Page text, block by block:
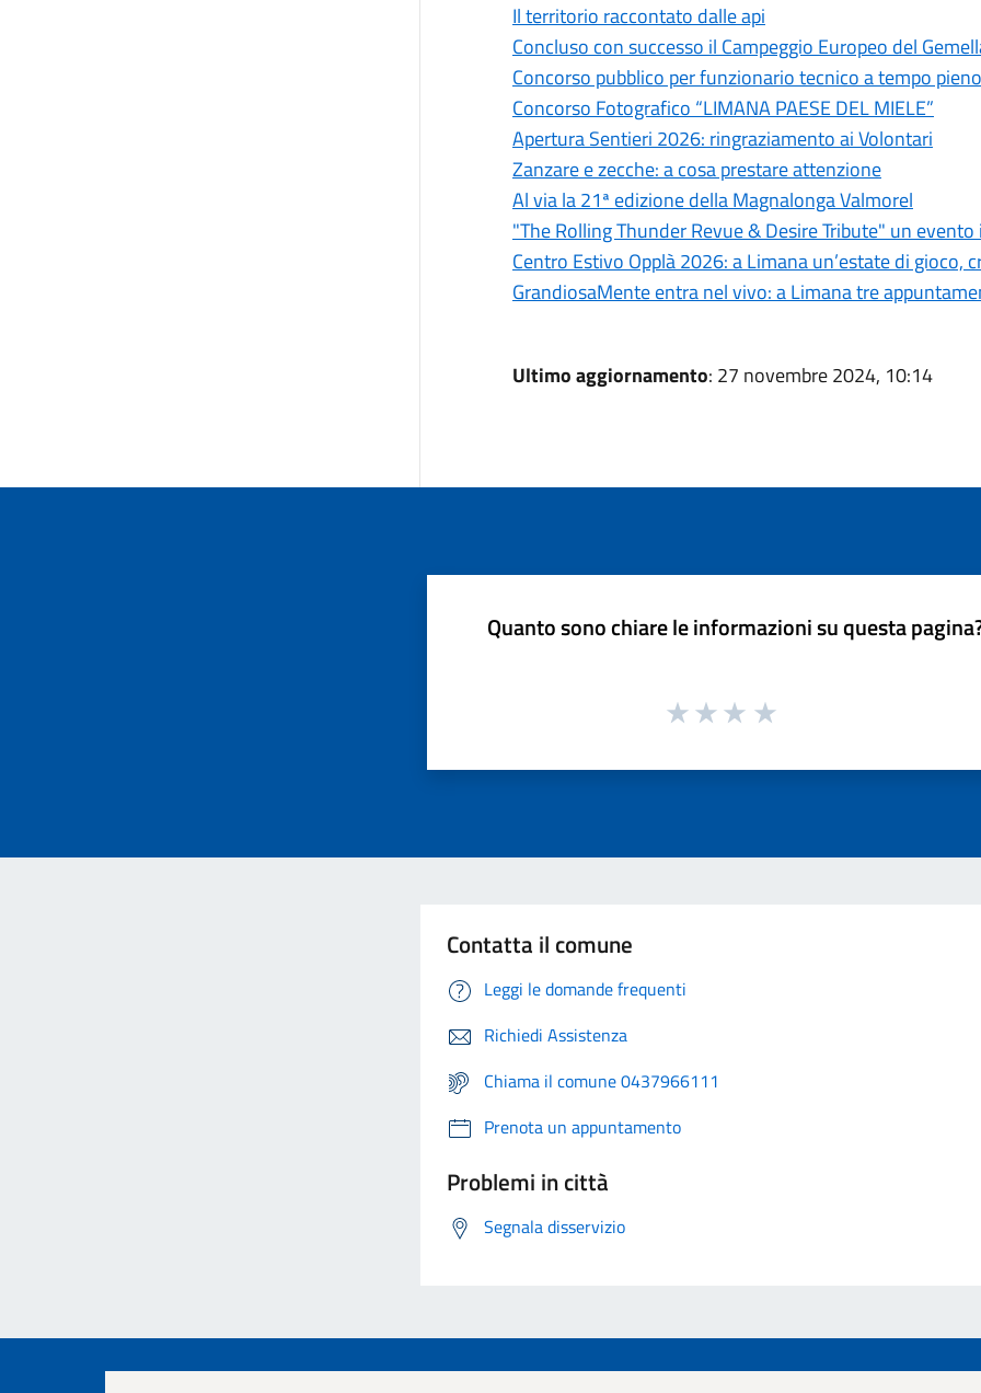
Il territorio raccontato dalle api
Concluso con successo il Campeggio Europeo del
Concorso pubblico per funzionario tecnico a tempo
Concorso Fotografico “LIMANA PAESE DEL MIELE”
Apertura Sentieri 2026: ringraziamento ai Volontari
Zanzare e zecche: a cosa prestare attenzione
Al via la 21ª edizione della Magnalonga Valmorel
"The Rolling Thunder Revue & Desire Tribute" un
Centro Estivo Opplà 2026: a Limana un’estate di gioco,
GrandiosaMente entra nel vivo: a Limana tre
Ultimo aggiornamento: 27 novembre 2024, 10:14
Quanto sono chiare le informazioni su questa
Contatta il comune
Leggi le domande frequenti
Richiedi Assistenza
Chiama il comune 0437966111
Prenota un appuntamento
Problemi in città
Segnala disservizio